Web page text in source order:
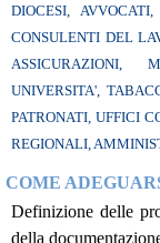
DIOCESI,
CONSULENTI DEL
ASSICURAZIONI,
UNIVERSITA',
PATRONATI, UFFICI
REGIONALI,
COME
Definizione delle
della